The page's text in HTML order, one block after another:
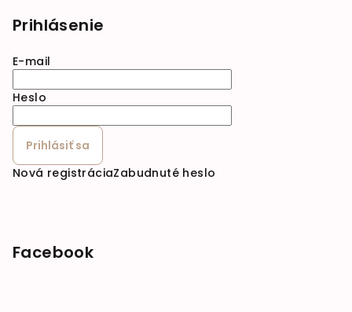
Prihlásenie
E-mail
Heslo
Prihlásiť sa
Nová registráciaZabudnuté heslo
Facebook